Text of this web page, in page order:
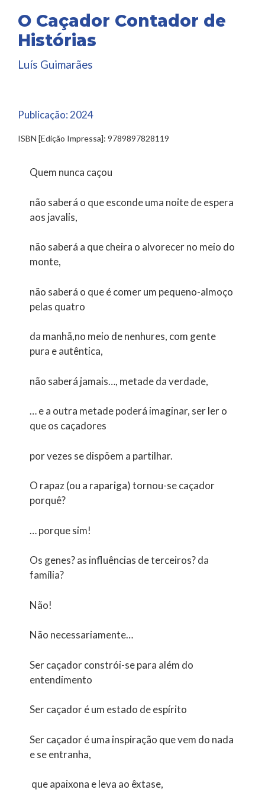
O Caçador Contador de
Histórias
Luís Guimarães
Publicação:2024
ISBN [Edição Impressa]: 9789897828119
Quem nunca caçou
não saberá o que esconde uma noite de espera
aos javalis,
não saberá a que cheira o alvorecer no meio do
monte,
não saberá o que é comer um pequeno-almoço
pelas quatro
da manhã,no meio de nenhures, com gente
pura e autêntica,
não saberá jamais…, metade da verdade,
… e a outra metade poderá imaginar, ser ler o
que os caçadores
por vezes se dispõem a partilhar.
O rapaz (ou a rapariga) tornou-se caçador
porquê?
… porque sim!
Os genes? as influências de terceiros? da
família?
Não!
Não necessariamente…
Ser caçador constrói-se para além do
entendimento
Ser caçador é um estado de espírito
Ser caçador é uma inspiração que vem do nada
e se entranha,
que apaixona e leva ao êxtase,